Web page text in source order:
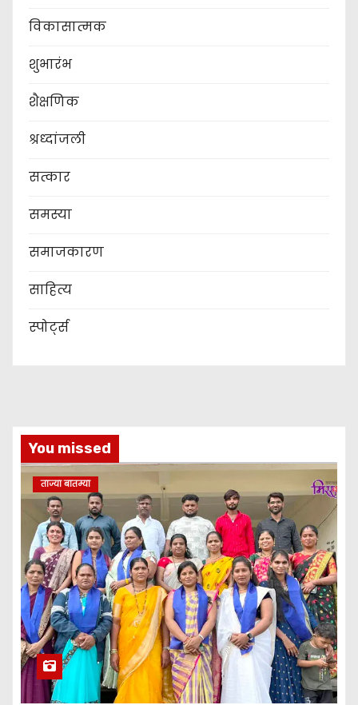
विकासात्मक
शुभारंभ
शैक्षणिक
श्रध्दांजली
सत्कार
समस्या
समाजकारण
साहित्य
स्पोर्ट्स
You missed
ताज्या बातम्या